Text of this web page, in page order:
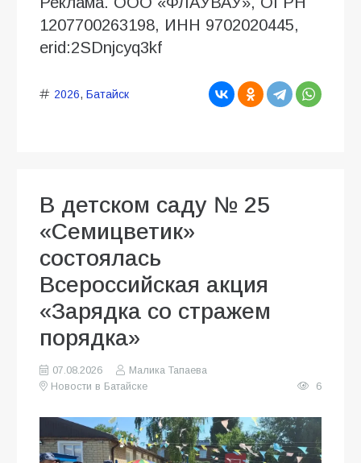
1207700263198, ИНН 9702020445,
erid:2SDnjcyq3kf
2026, Батайск
В детском саду № 25
«Семицветик»
состоялась
Всероссийская акция
«Зарядка со стражем
порядка»
07.08.2026
Малика Тапаева
Новости в Батайске
6